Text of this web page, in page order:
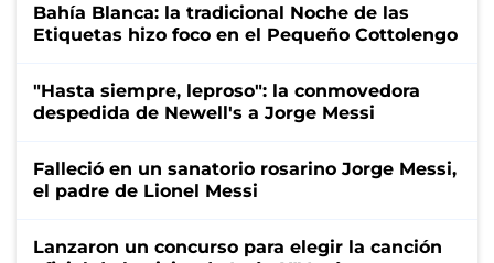
Bahía Blanca: la tradicional Noche de las
Etiquetas hizo foco en el Pequeño Cottolengo
"Hasta siempre, leproso": la conmovedora
despedida de Newell's a Jorge Messi
Falleció en un sanatorio rosarino Jorge Messi,
el padre de Lionel Messi
Lanzaron un concurso para elegir la canción